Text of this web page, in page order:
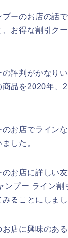
ーのお店の話
お得な割引ク
評判がかなり
品を2020年、
お店でライン
した。
お店に詳しい
ンプー ライン
ることにしまし
店に興味のあ